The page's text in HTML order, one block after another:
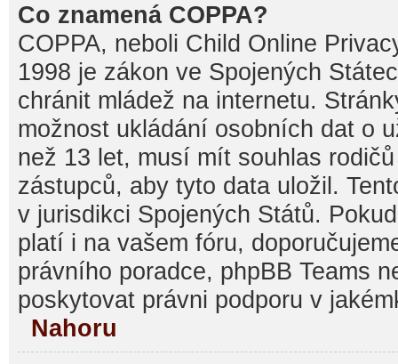
Co znamená COPPA?
COPPA, neboli Child Online
1998 je zákon ve Spojených
chránit mládež na internetu.
možnost ukládání osobních dat o
než 13 let, musí mít souhlas
zástupců, aby tyto data uložil.
v jurisdikci Spojených Států.
platí i na vašem fóru,
právního poradce, phpBB Teams
poskytovat právni podporu v
Nahoru